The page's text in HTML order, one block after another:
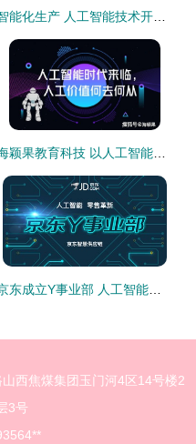
西焦煤集团玉门河4区14号楼2
3号